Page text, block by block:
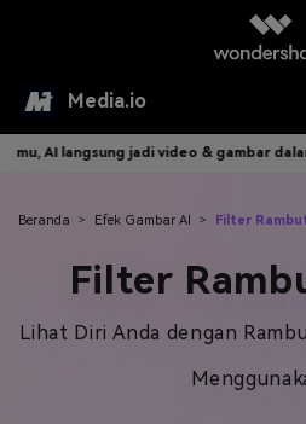
Media.io
Alat AI
AI Video
AI Gambar
AI Audio
Model AI yang Didukung
Produk AI
Asisten Video AI
Editor Video AI
Editor Gambar AI
Efek AI
Efek Video
Sumber Daya
jadi video & gambar dalam
Beranda > Efek Gambar AI > Filter
Filter
Lihat Diri Anda dengan